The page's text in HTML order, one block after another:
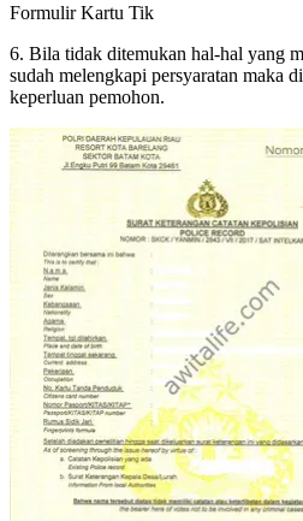
Formulir Kartu Tik
6. Bila tidak ditemukan hal-hal yang
sudah melengkapi persyaratan maka
keperluan pemohon.